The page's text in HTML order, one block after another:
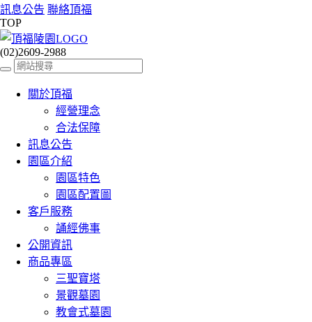
訊息公告 聯絡頂福
TOP
(02)2609-2988
關於頂福
經營理念
合法保障
訊息公告
園區介紹
園區特色
園區配置圖
客戶服務
誦經佛事
公開資訊
商品專區
三聖寶塔
景觀墓園
教會式墓園